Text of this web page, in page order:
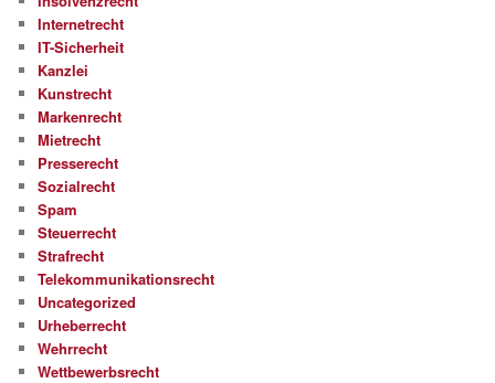
Internetrecht
IT-Sicherheit
Kanzlei
Kunstrecht
Markenrecht
Mietrecht
Presserecht
Sozialrecht
Spam
Steuerrecht
Strafrecht
Telekommunikationsrecht
Uncategorized
Urheberrecht
Wehrrecht
Wettbewerbsrecht